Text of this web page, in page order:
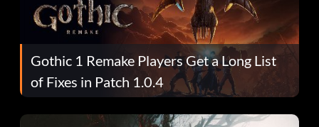
Gothic 1 Remake Players Get a Long List
of Fixes in Patch 1.0.4